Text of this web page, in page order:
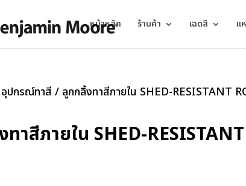
หน้าหลัก ร้านค้า เฉดสี แ
อุปกรณ์ทาสี / ลูกกลิ้งทาสีภายใน SHED-RESISTANT
าสีภายใน SHED-